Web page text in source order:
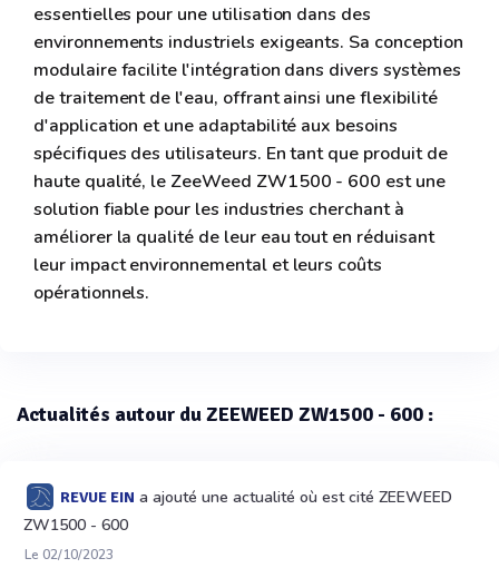
essentielles pour une utilisation dans des
environnements industriels exigeants. Sa conception
modulaire facilite l'intégration dans divers systèmes
de traitement de l'eau, offrant ainsi une flexibilité
d'application et une adaptabilité aux besoins
spécifiques des utilisateurs. En tant que produit de
haute qualité, le ZeeWeed ZW1500 - 600 est une
solution fiable pour les industries cherchant à
améliorer la qualité de leur eau tout en réduisant
leur impact environnemental et leurs coûts
opérationnels.
Actualités autour du ZEEWEED ZW1500 - 600 :
REVUE EIN a ajouté une actualité où est cité ZEEWEED
ZW1500 - 600
Le 02/10/2023